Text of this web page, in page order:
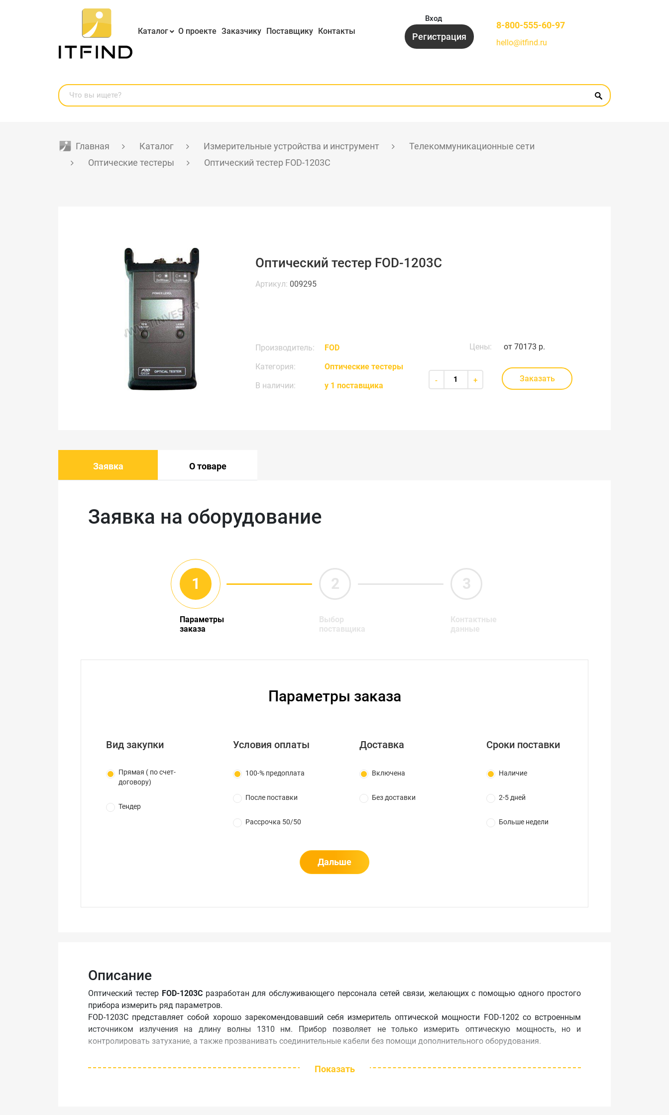
Каталог О проекте Заказчику Поставщику Контакты
Вход
Регистрация
8-800-555-60-97
hello@itfind.ru
Главная Каталог Измерительные устройства и инструмент
Телекоммуникационные сети
Оптические тестеры
Оптический тестер FOD-1203C
Оптический тестер FOD-1203C
Артикул: 009295
Производитель:
FOD
Категория:
Оптические тестеры
В наличии:
у 1 поставщика
Цены: от70173 р.
- + Заказать
Заявка О товаре
Описание
Оптический тестер FOD-1203Cразработан для обслуживающего персонала сетей связи, желающих с помощью одного простого
прибора измерить ряд параметров.
FOD-1203C представляет собой хорошо зарекомендовавший себя измеритель оптической мощности FOD-1202 со встроенным
источником излучения на длину волны 1310 нм. Прибор позволяет не только измерить оптическую мощность, но и
контролировать затухание, а также прозванивать соединительные кабели без помощи дополнительного оборудования.
*Прибор комплектуется сменным адаптером по выбору заказчика. Можно заказать несколько адаптеров на разные виды
Показать
Заявка на оборудование
Параметры
заказа
Выбор
поставщика
Контактные
данные
Параметры заказа
Вид закупки
Прямая ( по счет-
договору)
Тендер
Условия оплаты
100-% предоплата
После поставки
Рассрочка 50/50
Доставка
Включена
Без доставки
Сроки поставки
Наличие
2-5 дней
Больше недели
Дальше